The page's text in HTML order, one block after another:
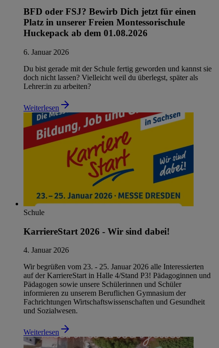
BFD oder FSJ? Bewirb Dich jetzt für einen
Platz in unserer Freien Montessorischule
Huckepack ab dem 01.08.2026
6. Januar 2026
Du bist gerade mit der Schule fertig geworden und kannst sie
doch nicht lassen? Vielleicht weil du überlegst, später als
Lehrer:in zu arbeiten?
Weiterlesen
Schule
KarriereStart 2026 - Wir sind dabei!
4. Januar 2026
Wir begrüßen vom 23. - 25. Januar 2026 alle Interessierten
auf der KarriereStart in Halle 4/Stand P3! Pädagoginnen und
Pädagogen sowie unsere Schülerinnen und Schüler
informieren zu unserem Beruflichen Gymnasium der
Fachrichtungen Wirtschaftswissenschaften und Gesundheit
und Sozialwesen.
Weiterlesen